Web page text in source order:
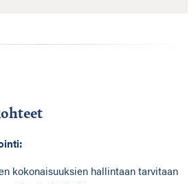
kokonaisuuksien hallintaan tarvitaan